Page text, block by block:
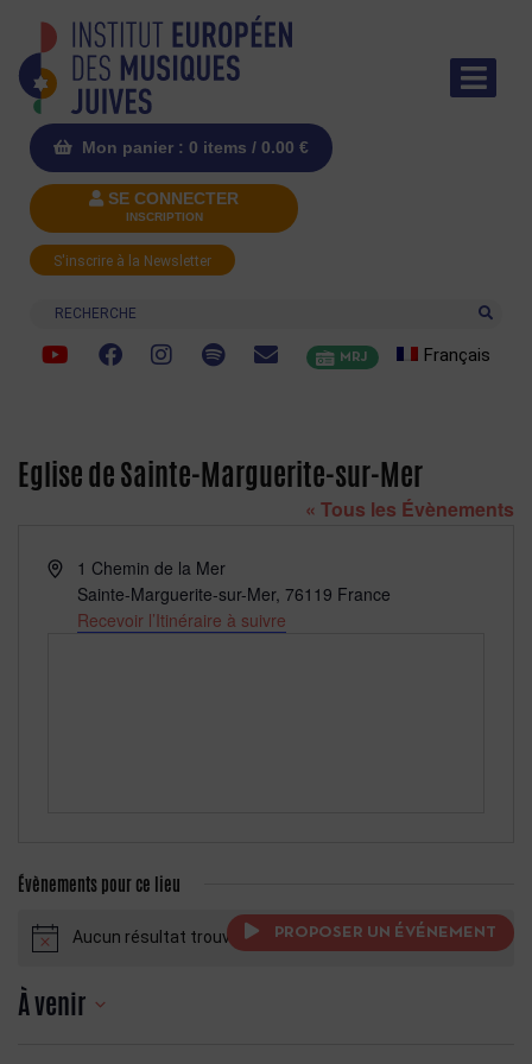
Mon panier : 0 items / 0.00 €
SE CONNECTER
INSCRIPTION
S'inscrire à la Newsletter
Recherche
MRJ Français
Eglise de Sainte-Marguerite-sur-Mer
« Tous les Évènements
Adresse1 Chemin de la Mer
Sainte-Marguerite-sur-Mer, 76119 France
Recevoir l’Itinéraire à suivre
Évènements pour ce lieu
NoticeAucun résultat trouvé.
À venir
PROPOSER UN ÉVÉNEMENT